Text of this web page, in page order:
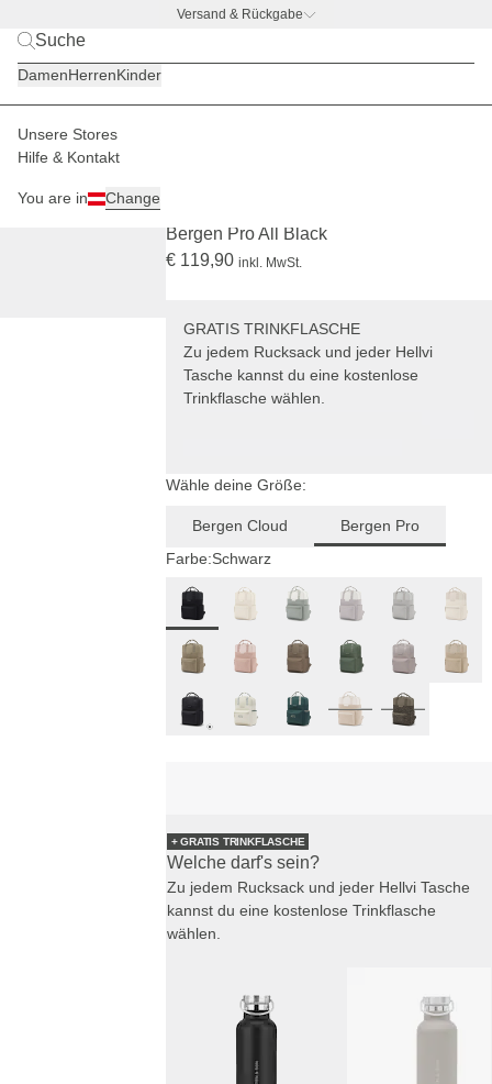
Versand & Rückgabe
DamenHerrenKinder
Unsere Stores
Hilfe & Kontakt
You are in Change
Herren Rucksäcke
Bergen Pro All Black
€ 119,90 inkl. MwSt.
GRATIS TRINKFLASCHE
Zu jedem Rucksack und jeder Hellvi
Tasche kannst du eine kostenlose
Trinkflasche wählen.
Wähle deine Größe:
Bergen Cloud
Bergen Pro
Farbe:Schwarz
+ GRATIS TRINKFLASCHE
Welche darf's sein?
Zu jedem Rucksack und jeder Hellvi Tasche
kannst du eine kostenlose Trinkflasche
wählen.